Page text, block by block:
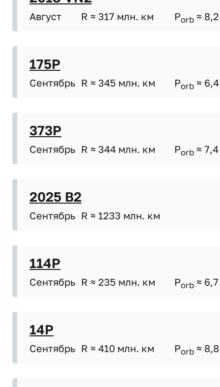
Август R ≈ 317 млн. км Porb ≈ 8,2
175P
Сентябрь R ≈ 345 млн. км Porb ≈ 6,4
373P
Сентябрь R ≈ 344 млн. км Porb ≈ 7,4
2025 B2
Сентябрь R ≈ 1233 млн. км
114P
Сентябрь R ≈ 235 млн. км Porb ≈ 6,7
14P
Сентябрь R ≈ 410 млн. км Porb ≈ 8,8